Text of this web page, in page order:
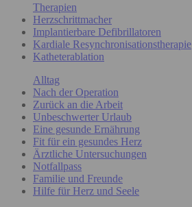
Therapien
Herzschrittmacher
Implantierbare Defibrillatoren
Kardiale Resynchronisationstherapie
Katheterablation
Alltag
Nach der Operation
Zurück an die Arbeit
Unbeschwerter Urlaub
Eine gesunde Ernährung
Fit für ein gesundes Herz
Ärztliche Untersuchungen
Notfallpass
Familie und Freunde
Hilfe für Herz und Seele